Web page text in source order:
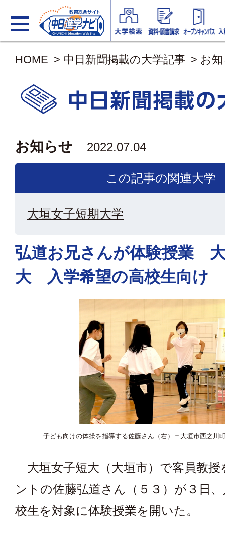
HOME > 中日新聞掲載の大学記事 > お
お知らせ 2022.07.04
この記事の関連大学
大垣女子短期大学
弘道お兄さんが体験授業
大 入学希望の高校生向け
子ども向けの体操を指導する佐藤さん（右）＝大垣市西之川
大垣女子短大（大垣市）で客員教授
ントの佐藤弘道さん（５３）が３日
校生を対象に体験授業を開いた。